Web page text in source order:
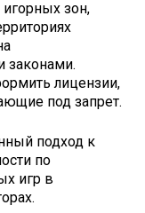
зон,
законами.
лицензии,
под запрет.
подход к
по
игр в